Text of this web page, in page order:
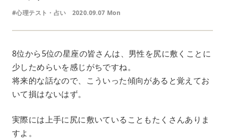
#心理テスト・占い 2020.09.07 Mon
8位から5位の星座の皆さんは、男性を尻に敷くことに
少しためらいを感じがちですね。
将来的な話なので、こういった傾向があると覚えてお
いて損はないはず。
実際には上手に尻に敷いていることもたくさんありま
すよ。